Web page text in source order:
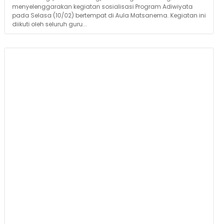
menyelenggarakan kegiatan sosialisasi Program Adiwiyata
pada Selasa (10/02) bertempat di Aula Matsanema. Kegiatan ini
diikuti oleh seluruh guru...